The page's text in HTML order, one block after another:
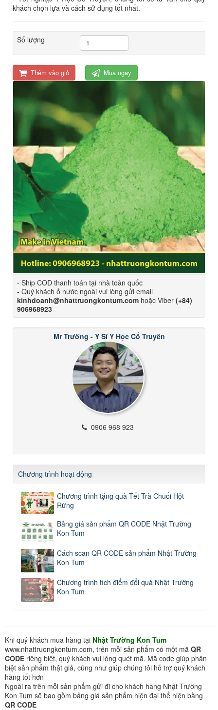
khách chọn lựa và cách sử dụng tốt nhất.
Số lượng
Thêm vào giỏ Mua ngay
- Ship COD thanh toán tại nhà toàn quốc
- Quý khách ở nước ngoài vui lòng gửi email
kinhdoanh@nhattruongkontum.com hoặc Viber (+84)
906968923
Mr Trường - Y Sĩ Y Học Cổ Truyền
0906 968 923
Chương trình hoạt động
Chương trình tặng quà Tết Trà Chuối Hột
Rừng
Bảng giá sản phẩm QR CODE Nhật Trường
Kon Tum
Cách scan QR CODE sản phẩm Nhật Trường
Kon Tum
Chương trình tích điểm đổi quà Nhật Trường
Kon Tum
Khi quý khách mua hàng tại Nhật Trường Kon Tum-
www.nhattruongkontum.com, trên mỗi sản phẩm có một mã QR
CODE riêng biệt, quý khách vui lòng quét mã. Mã code giúp phân
biệt sản phẩm thật giả, cũng như giúp chúng tôi hỗ trợ quý khách
hàng tốt hơn
Ngoài ra trên mỗi sản phẩm gửi đi cho khách hàng Nhật Trường
Kon Tum sẽ bao gồm bảng giá sản phẩm hiện đại thể hiện bằng
QR CODE